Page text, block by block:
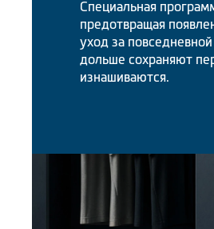
Специальная
предотвращая
уход за
дольше сохраняют
изнашиваются.